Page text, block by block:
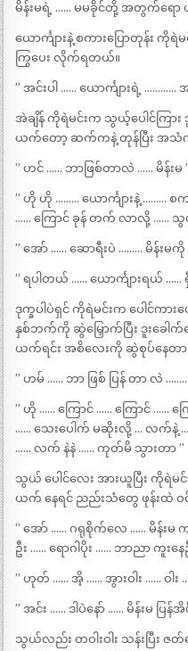
မိန်းမရဲ့ …… မမခိုင်တို့ အတွက်ရော
ယောင်္ကျားနဲ့ စကားပြောတုန်း
ကြွပေး လိုက်ရတယ်။
” အင်းပါ …… ယောင်္ကျားရဲ့ …………
အဲချိန် ကိုရဲမင်းက သွယ့်ပေါင်ကြာ
ယက်တော့ ဆက်ကနဲ့ တုန်ပြီး အသံက
” ဟင် …… ဘာဖြစ်တာလဲ …… မိန်းမ
” ဟို ဟို ……… ယောင်္ကျားနဲ့ ……… စက
…… ကြောင် ခုန် တက် လာလို့ ……
” အော် …… ဆောရီးပဲ ……… မိန်းမ
” ရပါတယ် …… ယောင်္ကျားရယ် ……
ဒုက္ခပါပဲရှင် ကိုရဲမင်းက ပေါင်ကား
နှစ်ဘက်ကို ဆွဲမြှောက်ပြီး ဒူးခေ
ယက်ရင်း အစိလေးကို ဆွဲစုပ်နေတာ
” ဟမ် …… ဘာ ဖြစ် ပြန် တာ လဲ ………
” ဟို …… ကြောင် …… ကြောင် …… က
…… သေးပေါက် မဆိုးလို့ … လက်နဲ့
…… လက် နဲနဲ …… ကုတ်မိ သွားတာ ”
သွယ် ပေါင်လေး အားယူပြီး ကိုရဲ
ယက် နေရင် ညည်းသံတွေ ဖုန်းထဲ ဝင်
” အော် …… ဂရုစိုက်လေ …… မိန်း
ဦး …… ရောဂါပိုး …… ဘာညာ ကူးန
” ဟုတ် …… အိ့ …… အွားဝါး …… ဝါး
” အင်း …… ဒါပဲနော် …… မိန်းမ ပြ
သွယ်လည်း တဝါးဝါး သန်းပြီး